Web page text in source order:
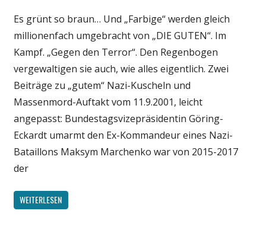
Politik
Wirtschaft
Wissenschaft
Es grünt so braun… Und „Farbige“ werden gleich
millionenfach umgebracht von „DIE GUTEN“. Im
Kampf. „Gegen den Terror“. Den Regenbogen
vergewaltigen sie auch, wie alles eigentlich. Zwei
Beiträge zu „gutem“ Nazi-Kuscheln und
Massenmord-Auftakt vom 11.9.2001, leicht
angepasst: Bundestagsvizepräsidentin Göring-
Eckardt umarmt den Ex-Kommandeur eines Nazi-
Bataillons Maksym Marchenko war von 2015-2017
der
WEITERLESEN